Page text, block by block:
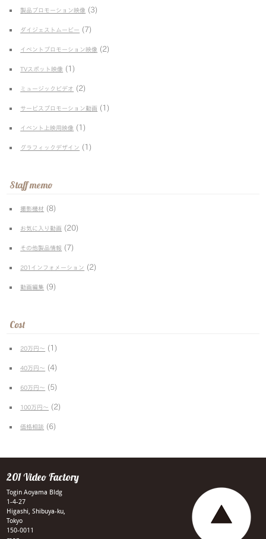
製品プロモーション映像 (3)
ダイジェストムービー (7)
イベントプロモーション映像 (2)
TVスポット映像 (1)
ミュージックビデオ (2)
サービスプロモーション動画 (1)
イベント上映用映像 (1)
グラフィックデザイン (1)
Staff memo
撮影機材 (8)
お気に入り動画 (20)
その他製品情報 (7)
201インフォメーション (2)
動画編集 (9)
Cost
20万円〜 (1)
40万円〜 (4)
60万円〜 (5)
100万円〜 (2)
価格相談 (6)
201 Video Factory
Togin Aoyama Bldg
1-4-27
Higashi, Shibuya-ku,
Tokyo
150-0011